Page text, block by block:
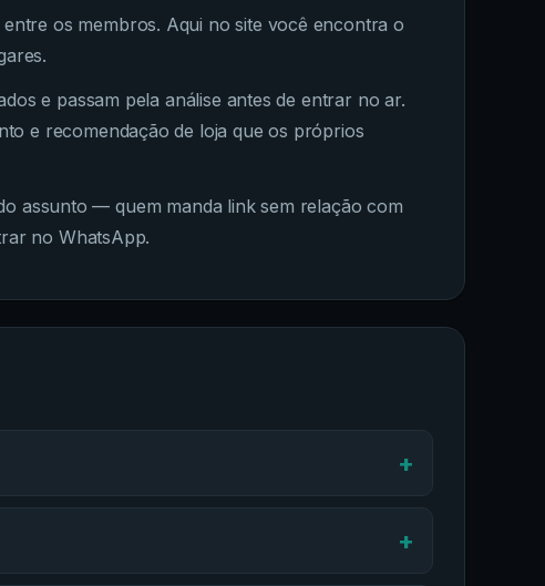
os membros. Aqui no site você encontra o
e passam pela análise antes de entrar no ar.
e recomendação de loja que os próprios
assunto — quem manda link sem relação com
no WhatsApp.